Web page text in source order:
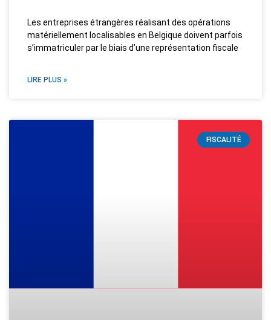
Les entreprises étrangères réalisant des opérations
matériellement localisables en Belgique doivent parfois
s’immatriculer par le biais d’une représentation fiscale
LIRE PLUS »
FISCALITÉ